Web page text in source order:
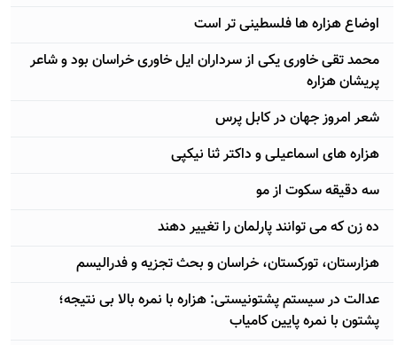
اوضاع هزاره ها فلسطینی تر است
محمد تقی خاوری یکی از سرداران ایل خاوری خراسان بود و شاعر
پریشان هزاره
شعر امروز جهان در کابل پرس
هزاره های اسماعیلی و داکتر ثنا نیکپی
سه دقیقه سکوت از مو
ده زن که می توانند پارلمان را تغییر دهند
هزارستان، تورکستان، خراسان و بحث تجزیه و فدرالیسم
عدالت در سیستم پشتونیستی: هزاره با نمره بالا بی نتیجه؛
پشتون با نمره پایین کامیاب